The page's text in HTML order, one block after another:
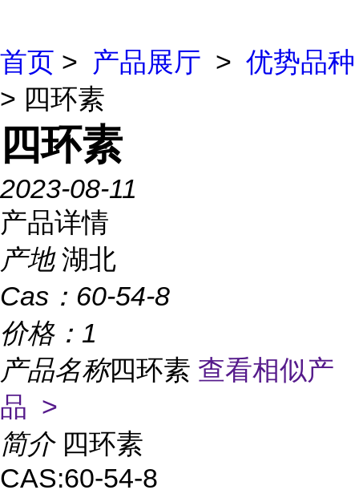
首页 > 产品展厅 > 优势品种
> 四环素
四环素
2023-08-11
产品详情
产地 湖北
Cas： 60-54-8
价格： 1
产品名称四环素 查看相似产
品 >
简介 四环素
CAS:60-54-8